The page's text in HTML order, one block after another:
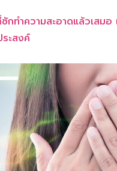
กทำความสะอาดแล้วเสม
ะสงค์